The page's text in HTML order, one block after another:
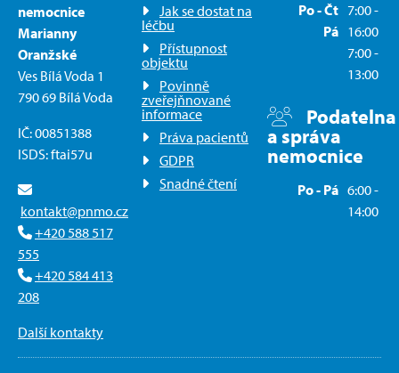
nemocnice
Marianny
Oranžské
Ves Bílá Voda 1
790 69 Bílá Voda
IČ: 00851388
ISDS: ftai57u
kontakt@pnmo.cz
+420 588 517
555
+420 584 413
208
Další kontakty
Jak se dostat na
léčbu
Přístupnost
objektu
Povinně
zveřejňnované
informace
Práva pacientů
GDPR
Snadné čtení
Po - Čt
Pá
7:00 -
16:00
7:00 -
13:00
Podatelna
a správa
nemocnice
Po - Pá 6:00 -
14:00